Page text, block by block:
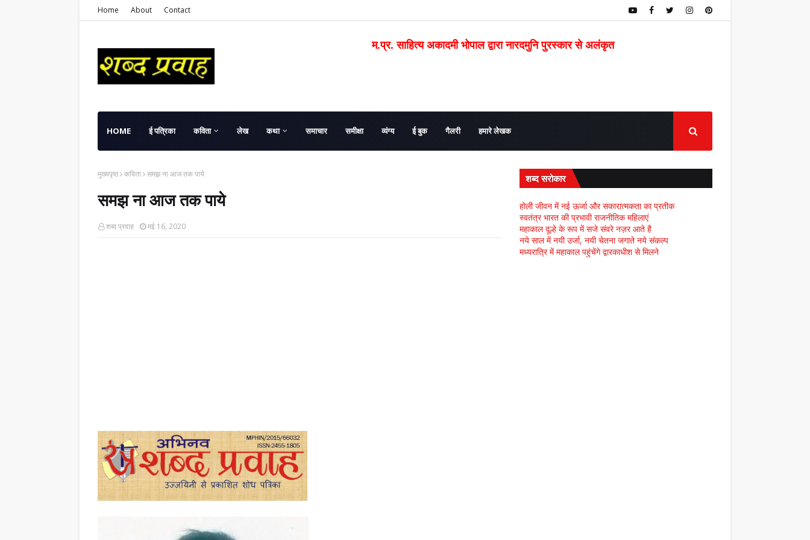
Home About Contact
म.प्र. साहित्य अकादमी भोपाल द्वारा नारदमुनि पुरस्कार से अलंकृत
HOME ई पत्रिका कविता लेख कथा समाचार समीक्षा व्यंग्य ई बुक गैलरी हमारे लेखक
मुख्यपृष्ठ कविता समझ ना आज तक पाये
समझ ना आज तक पाये
शब्द प्रवाह मई 16, 2020
शब्द सरोकार
होली जीवन में नई ऊर्जा और सकारात्मकता का प्रतीक
स्वतंत्र भारत की प्रभावी राजनीतिक महिलाएं
महाकाल दूल्हे के रूप में सजे संवरे नज़र आते है
नये साल में नयी उर्जा, नयी चेतना जगाते नये संकल्प
मध्यरात्रि में महाकाल पहुंचेंगे द्वारकाधीश से मिलने